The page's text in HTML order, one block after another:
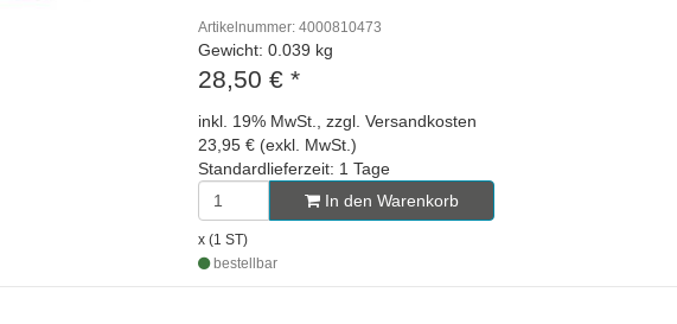
Artikelnummer: 4000810473
Gewicht: 0.039 kg
28,50 € *
inkl. 19% MwSt., zzgl. Versandkosten
23,95 € (exkl. MwSt.)
Standardlieferzeit: 1 Tage
In den Warenkorb
x (1 ST)
bestellbar